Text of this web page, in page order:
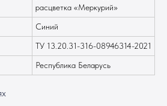
расцветка «Меркурий»
Синий
ТУ 13.20.31-316-08946314-2021
Республика Беларусь